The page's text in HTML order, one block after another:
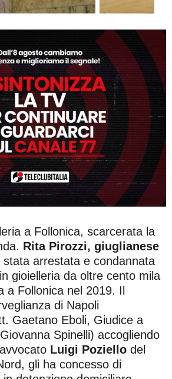
a Follonica, scarcerata la
Rita Pirozzi, giuglianese
stata arrestata e condannata
gioielleria da oltre cento mila
a Follonica nel 2019. Il
di Napoli
Gaetano Eboli, Giudice a
Spinelli) accogliendo
Luigi Poziello del
gli ha concesso di